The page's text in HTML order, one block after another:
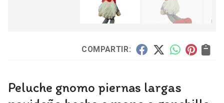
COMPARTIR:
Peluche gnomo piernas largas